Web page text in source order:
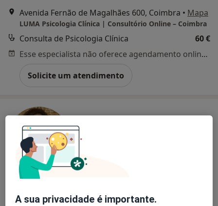
Avenida Fernão de Magalhães 600, Coimbra • Mapa
LUMA Psicologia Clínica | Consultório Online – Coimbra
Consulta de Psicologia Clínica
60 €
Esse especialista não oferece agendamento online para esse endereço.
Solicite um atendimento
Psiquiatra
A sua privacidade é importante.